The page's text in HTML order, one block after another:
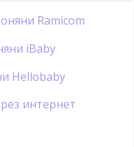
Ramicom
iBaby
Hellobaby
интернет